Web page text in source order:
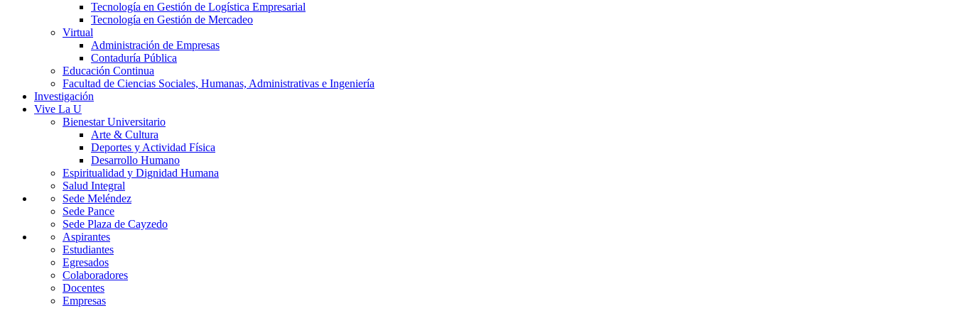
Tecnología en Gestión de Logística Empresarial
Tecnología en Gestión de Mercadeo
Virtual
Administración de Empresas
Contaduría Pública
Educación Continua
Facultad de Ciencias Sociales, Humanas, Administrativas e Ingeniería
Investigación
Vive La U
Bienestar Universitario
Arte & Cultura
Deportes y Actividad Física
Desarrollo Humano
Espiritualidad y Dignidad Humana
Salud Integral
Sede Meléndez
Sede Pance
Sede Plaza de Cayzedo
Aspirantes
Estudiantes
Egresados
Colaboradores
Docentes
Empresas